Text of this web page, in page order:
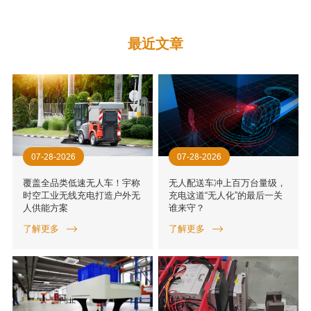
最近文章
07-28-2026
覆盖全品类低速无人车！宇称
时空工业无线充电打造户外无
人供能方案
了解更多
07-28-2026
无人配送车冲上百万台量级，
充电这道“无人化”的最后一关
谁来守？
了解更多